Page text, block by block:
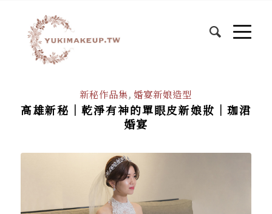
新秘作品集,婚宴新娘造型
高雄新秘｜乾淨有神的單眼皮新娘妝｜珈涒
婚宴